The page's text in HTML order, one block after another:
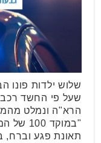
שלוש ילדות פונו
שעל פי החשד
הרא"ה ונמלט
תאונת פגע וברח,